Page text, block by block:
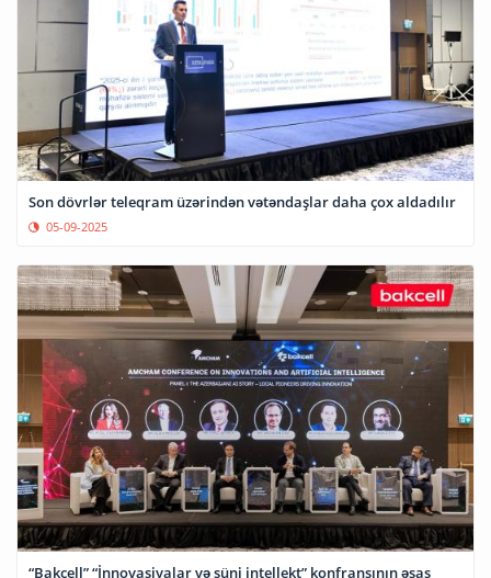
Son dövrlər teleqram üzərindən vətəndaşlar daha çox aldadılır
05-09-2025
“Bakcell” “İnnovasiyalar və süni intellekt” konfransının əsas